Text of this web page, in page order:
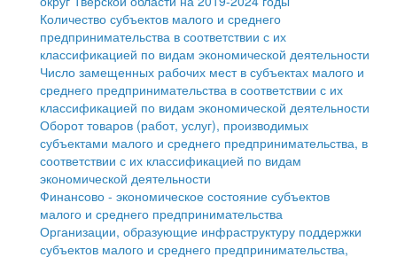
Образование
Здравоохранение
Социальная защита
Фотоальбом
Работа с обращениями граждан
Муниципальный контроль
Муниципальные услуги
Проекты административных регламентов
Антимонопольный комплаенс
Противодействие коррупции
Имущественная поддержка субъектов малого и
среднего предпринимательства
Информационная поддержка субъектов малого и
среднего предпринимательства
Муниципальные программы
Контрольно-счетная палата
Персональные данные
Оценка регулирующего воздействия
Количество субъектов малого и среднего
предпринимательства в соответствии с их
классификацией по видам экономической деятельности
Число замещенных рабочих мест в субъектах малого и
среднего предпринимательства в соответствии с их
классификацией по видам экономической деятельности
Оборот товаров (работ, услуг), производимых
субъектами малого и среднего предпринимательства, в
соответствии с их классификацией по видам
экономической деятельности
Финансово - экономическое состояние субъектов
малого и среднего предпринимательства
Организации, образующие инфраструктуру поддержки
субъектов малого и среднего предпринимательства,